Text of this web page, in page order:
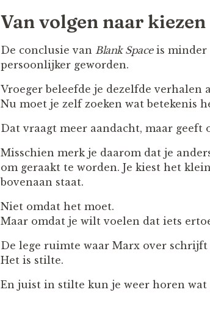
Van volgen naar kiezen
De conclusie van Blank Spaceis minder
persoonlijker geworden.
Vroeger beleefde je dezelfde verhalen
Nu moet je zelf zoeken wat betekenis
Dat vraagt meer aandacht, maar geeft
Misschien merk je daarom dat je
om geraakt te worden. Je kiest het
bovenaan staat.
Niet omdat het moet.
Maar omdat je wilt voelen dat iets
De lege ruimte waar Marx over
Het is stilte.
En juist in stilte kun je weer horen wat